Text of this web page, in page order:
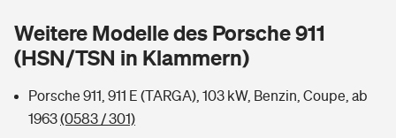
Hochwasser-Check: Wie gefährdet ist Ihr Haus?
Sie haben Fragen?
Private Cyberversicherung
Zur Übersicht
Rentenrechner: Wie viel Geld bekomme ich im Alter?
Weitere Modelle des Porsche 911
(HSN/TSN in Klammern)
Porsche 911, 911 E (TARGA), 103 kW, Benzin, Coupe, ab
1963(0583 / 301)